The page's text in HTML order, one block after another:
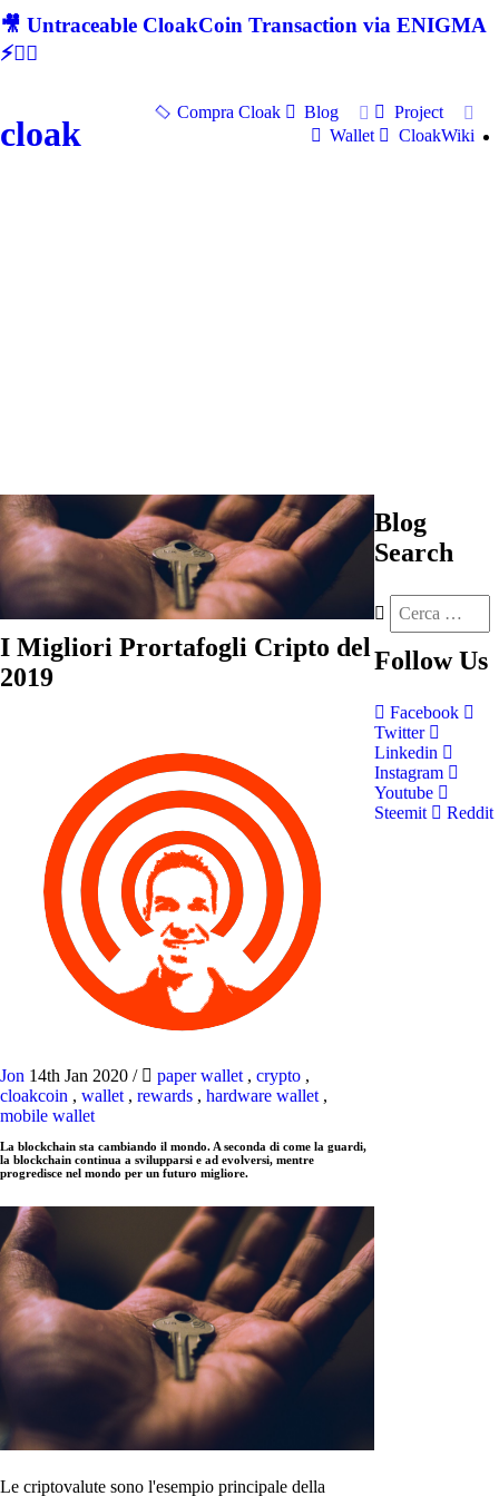
🎥 Untraceable CloakCoin Transaction via ENIGMA
⚡🕵‍♂
cloak
Compra Cloak Blog
Project
Wallet
CloakWiki
I Migliori Prortafogli Cripto del
2019
Jon 14th Jan 2020 / paper wallet , crypto ,
cloakcoin , wallet , rewards , hardware wallet ,
mobile wallet
La blockchain sta cambiando il mondo. A seconda di come la guardi,
la blockchain continua a svilupparsi e ad evolversi, mentre
progredisce nel mondo per un futuro migliore.
Le criptovalute sono l'esempio principale della
Blog
Search
Follow Us
Facebook
Twitter
Linkedin
Instagram
Youtube
Steemit
Reddit